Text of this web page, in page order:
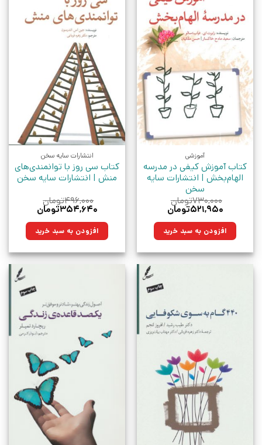
آموزشی
کتاب آموزش کیفی در مدرسه
الهام‌بخش | انتشارات سایه
سخن
۷۳۰,۰۰۰تومان
قیمت
۷۳۰,۰۰۰تومان
بود.
۵۲۱,۹۵۰تومان
۵۲۱,۹۵۰تومان.افزودن به سبد خرید
انتشارات سایه سخن
کتاب سی روز با توانمندی‌های
منش | انتشارات سایه سخن
۴۹۶,۰۰۰تومان
قیمت
۴۹۶,۰۰۰تومان
بود.
۳۵۴,۶۴۰تومان
۳۵۴,۶۴۰تومان. افزودن به سبد خرید